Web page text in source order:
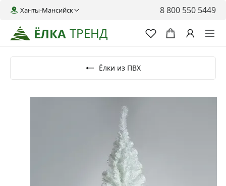
ЁЛКА ТРЕНД
Ханты-Мансийск 8 800 550 5449
Ёлки из ПВХ